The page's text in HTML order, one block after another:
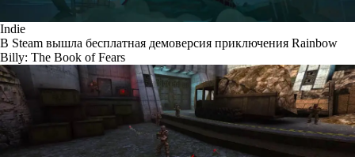
Indie
В Steam вышла бесплатная демоверсия приключения Rainbow
Billy: The Book of Fears